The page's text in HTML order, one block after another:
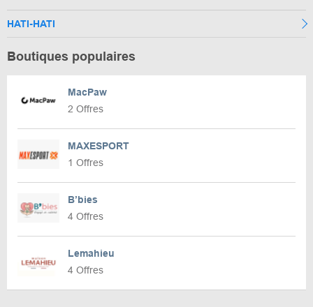
HATI-HATI
Boutiques populaires
MacPaw
2 Offres
MAXESPORT
1 Offres
B’bies
4 Offres
Lemahieu
4 Offres